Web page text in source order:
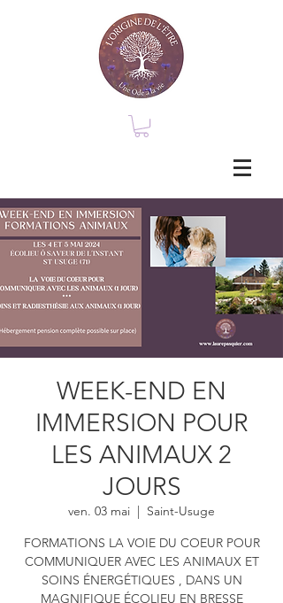
WEEK-END EN
IMMERSION POUR
LES ANIMAUX 2
JOURS
ven. 03 mai
  |
Saint-Usuge
FORMATIONS LA VOIE DU COEUR POUR
COMMUNIQUER AVEC LES ANIMAUX ET
SOINS ÉNERGÉTIQUES , DANS UN
MAGNIFIQUE ÉCOLIEU EN BRESSE